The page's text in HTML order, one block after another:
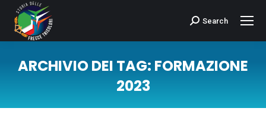
Cerca:Search
ARCHIVIO DEI TAG: FORMAZIONE
2023